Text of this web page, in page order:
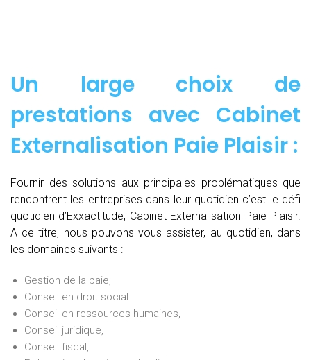
Un large choix de
prestations avec Cabinet
Externalisation Paie Plaisir :
Fournir des solutions aux principales problématiques que
rencontrent les entreprises dans leur quotidien c’est le défi
quotidien d’Exxactitude, Cabinet Externalisation Paie Plaisir.
A ce titre, nous pouvons vous assister, au quotidien, dans
les domaines suivants :
Gestion de la paie,
Conseil en droit social
Conseil en ressources humaines,
Conseil juridique,
Conseil fiscal,